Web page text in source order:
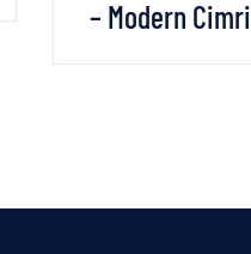
– Modern Cimri